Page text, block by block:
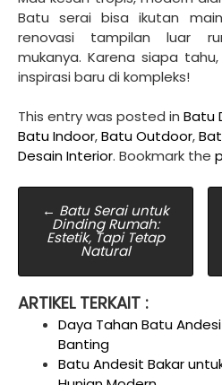
Batu serai bisa ikutan
renovasi tampilan luar
mukanya. Karena siapa
inspirasi baru di kompleks!
This entry was posted in Batu
Batu Indoor,Batu Outdoor,
Desain Interior. Bookmark the
Post
navigation
← Batu Serai untuk
Dinding Rumah:
Estetik, Tapi Tetap
Natural
ARTIKEL TERKAIT :
Daya Tahan Batu
Banting
Batu Andesit Bakar